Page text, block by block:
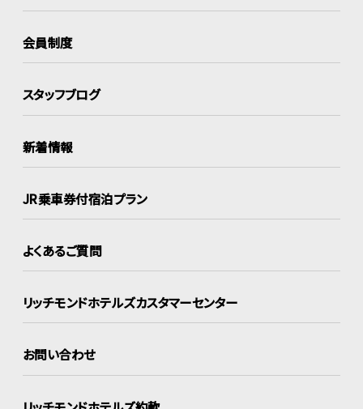
会員制度
スタッフブログ
新着情報
JR乗車券付宿泊プラン
よくあるご質問
リッチモンドホテルズカスタマーセンター
お問い合わせ